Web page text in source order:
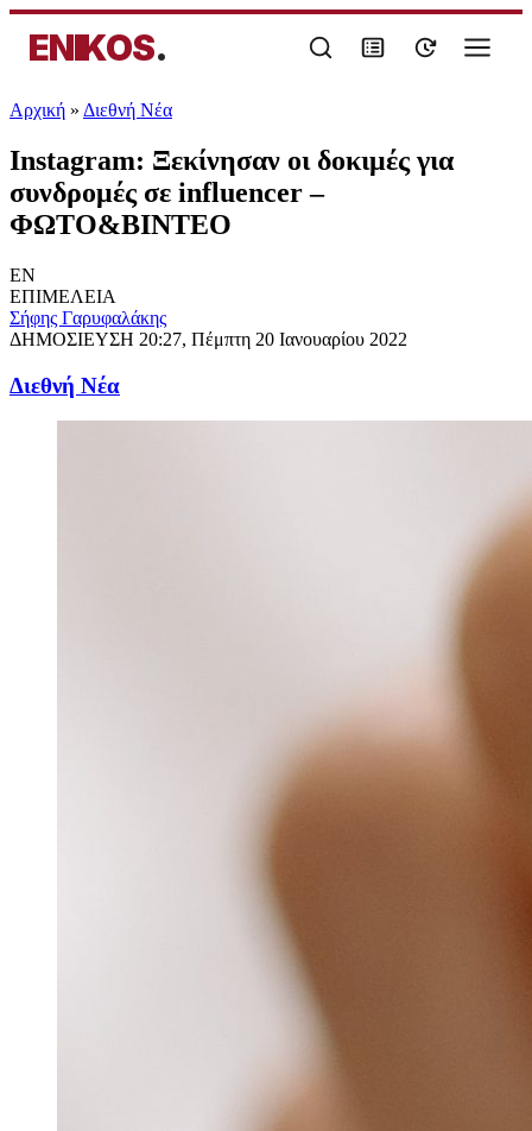
ENIKOS.
Αρχική » Διεθνή Νέα
Instagram: Ξεκίνησαν οι δοκιμές για
συνδρομές σε influencer –
ΦΩΤΟ&ΒΙΝΤΕΟ
EN
ΕΠΙΜΕΛΕΙΑ
Σήφης Γαρυφαλάκης
ΔΗΜΟΣΙΕΥΣΗ 20:27, Πέμπτη 20 Ιανουαρίου 2022
Διεθνή Νέα